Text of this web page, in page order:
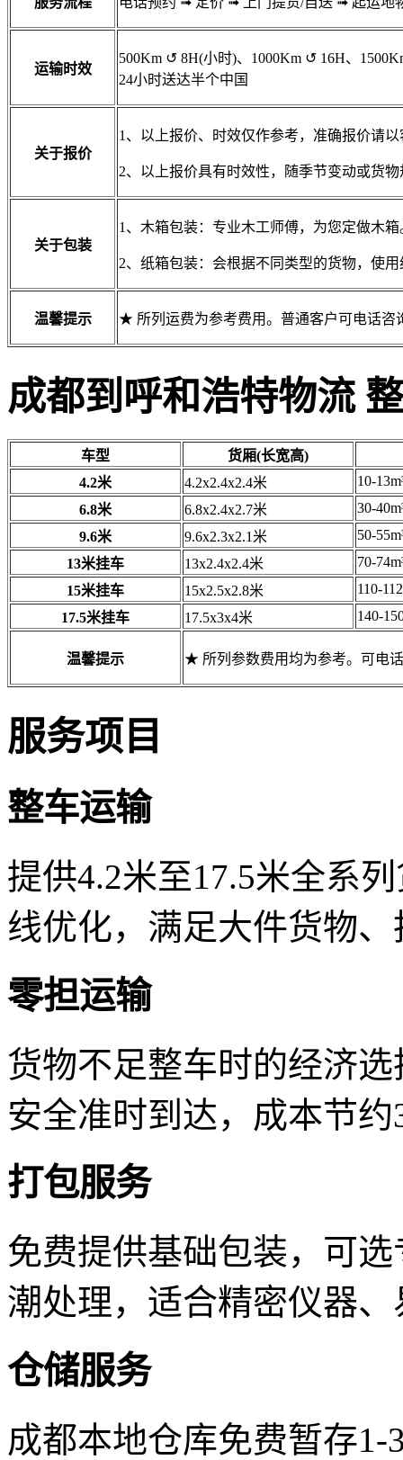
运输时效
500Km ↺ 8H(小时)、1000Km ↺ 16H、
24小时送达半个中国
关于报价
1、以上报价、时效仅作参考，准确报价请
2、以上报价具有时效性，随季节变动或货
关于包装
1、木箱包装：专业木工师傅，为您定做木
2、纸箱包装：会根据不同类型的货物，使
温馨提示 ★ 所列运费为参考费用。普通客户可电话咨
成都到呼和浩特物流
车型
货厢(长宽高)
4.2米
4.2x2.4x2.4米
10-
6.8米
6.8x2.4x2.7米
30-
9.6米
9.6x2.3x2.1米
50-
13米挂车
13x2.4x2.4米
70-
15米挂车
15x2.5x2.8米
110-
17.5米挂车
17.5x3x4米 140-
温馨提示 ★ 所列参数费用均为参考。可电
服务项目
整车运输
提供4.2米至17.5米全系
线优化，满足大件货物
零担运输
货物不足整车时的经济
安全准时到达，成本节约
打包服务
免费提供基础包装，可
潮处理，适合精密仪器
仓储服务
成都本地仓库免费暂存